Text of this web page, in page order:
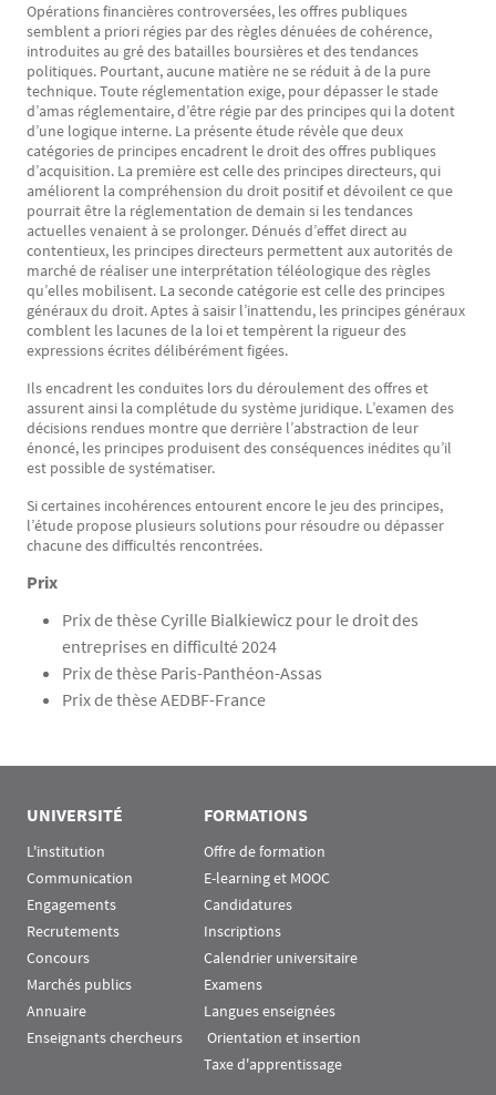
Opérations financières controversées, les offres publiques
semblent a priori régies par des règles dénuées de cohérence,
introduites au gré des batailles boursières et des tendances
politiques. Pourtant, aucune matière ne se réduit à de la pure
technique. Toute réglementation exige, pour dépasser le stade
d’amas réglementaire, d’être régie par des principes qui la dotent
d’une logique interne. La présente étude révèle que deux
catégories de principes encadrent le droit des offres publiques
d’acquisition. La première est celle des principes directeurs, qui
améliorent la compréhension du droit positif et dévoilent ce que
pourrait être la réglementation de demain si les tendances
actuelles venaient à se prolonger. Dénués d’effet direct au
contentieux, les principes directeurs permettent aux autorités de
marché de réaliser une interprétation téléologique des règles
qu’elles mobilisent. La seconde catégorie est celle des principes
généraux du droit. Aptes à saisir l’inattendu, les principes généraux
comblent les lacunes de la loi et tempèrent la rigueur des
expressions écrites délibérément figées.
Ils encadrent les conduites lors du déroulement des offres et
assurent ainsi la complétude du système juridique. L’examen des
décisions rendues montre que derrière l’abstraction de leur
énoncé, les principes produisent des conséquences inédites qu’il
est possible de systématiser.
Si certaines incohérences entourent encore le jeu des principes,
l’étude propose plusieurs solutions pour résoudre ou dépasser
chacune des difficultés rencontrées.
Prix
Prix de thèse Cyrille Bialkiewicz pour le droit des
entreprises en difficulté 2024
Prix de thèse Paris-Panthéon-Assas
Prix de thèse AEDBF-France
UNIVERSITÉ
L'institution
Communication
Engagements
Recrutements
Concours
Marchés publics
Annuaire
Enseignants chercheurs
FORMATIONS
Offre de formation
E-learning et MOOC
Candidatures
Inscriptions
Calendrier universitaire
Examens
Langues enseignées
Orientation et insertion
Taxe d'apprentissage